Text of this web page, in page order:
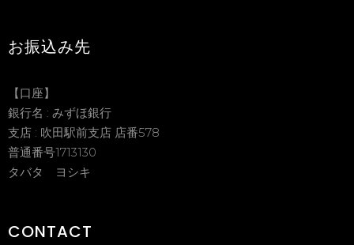
お振込み先
【口座】
銀行名 : みずほ銀行
支店 : 吹田駅前支店 店番578
普通番号1713130
タバタ ヨシキ
CONTACT